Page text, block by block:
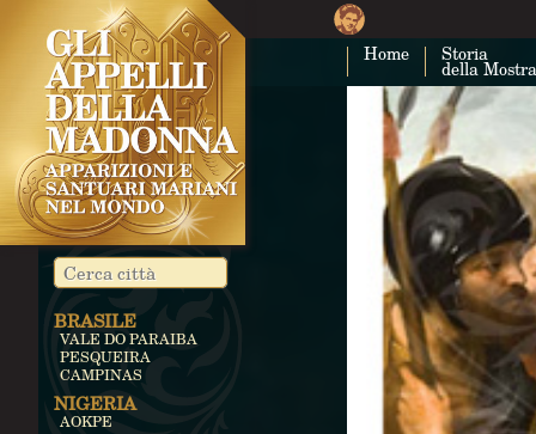
Home Storia
della Mostra
BRASILE
VALE DO PARAIBA
PESQUEIRA
CAMPINAS
NIGERIA
AOKPE